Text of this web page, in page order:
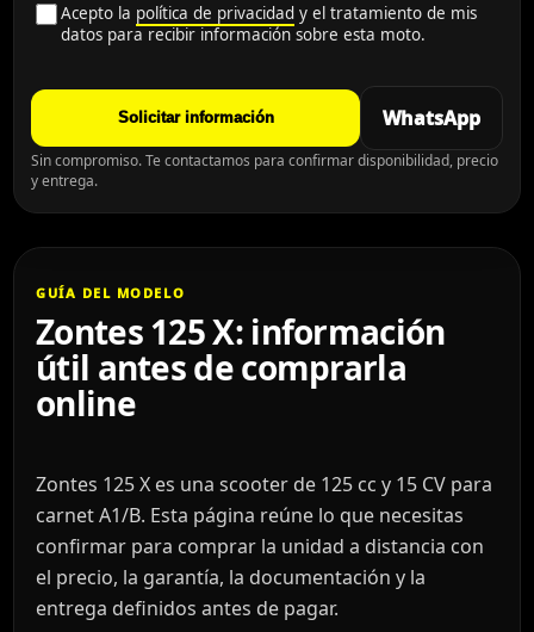
Acepto la política de privacidad y el tratamiento de mis
datos para recibir información sobre esta moto.
Solicitar información WhatsApp
Sin compromiso. Te contactamos para confirmar disponibilidad, precio
y entrega.
GUÍA DEL MODELO
Zontes 125 X: información
útil antes de comprarla
online
Zontes 125 X es una scooter de 125 cc y 15 CV para
carnet A1/B. Esta página reúne lo que necesitas
confirmar para comprar la unidad a distancia con
el precio, la garantía, la documentación y la
entrega definidos antes de pagar.